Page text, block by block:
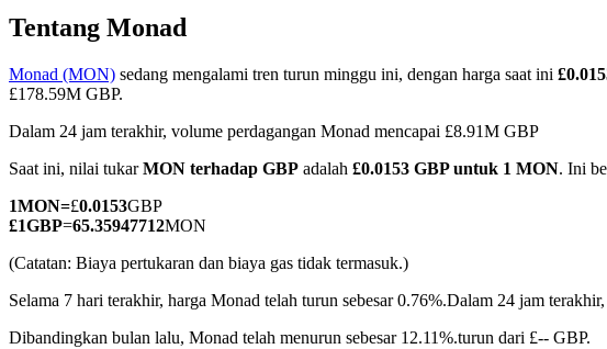
COIN-M Berjangka
Mata Uang Kripto Berjangka
Tentang Monad
Monad (MON) sedang mengalami tren turun minggu ini, dengan harga saat ini
£178.59M GBP.
Dalam 24 jam terakhir, volume perdagangan Monad mencapai £8.91M GBP
Saat ini, nilai tukarMON terhadap GBP adalah £0.0153 GBP untuk 1 MON. Ini
1MON=£0.0153GBP
£1GBP=65.35947712MON
(Catatan: Biaya pertukaran dan biaya gas tidak termasuk.)
Selama 7 hari terakhir, harga Monad telah turun sebesar 0.76%.Dalam 24 jam
Dibandingkan bulan lalu, Monad telah menurun sebesar 12.11%.turun dari £-- GBP.